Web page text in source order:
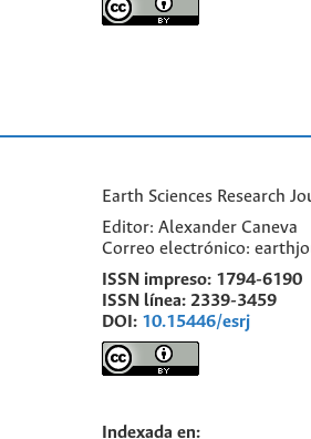
Earth Sciences Research
Editor: Alexander Caneva
Correo electrónico:
ISSN impreso: 1794-6190
ISSN línea: 2339-3459
DOI: 10.15446/esrj
Indexada en: